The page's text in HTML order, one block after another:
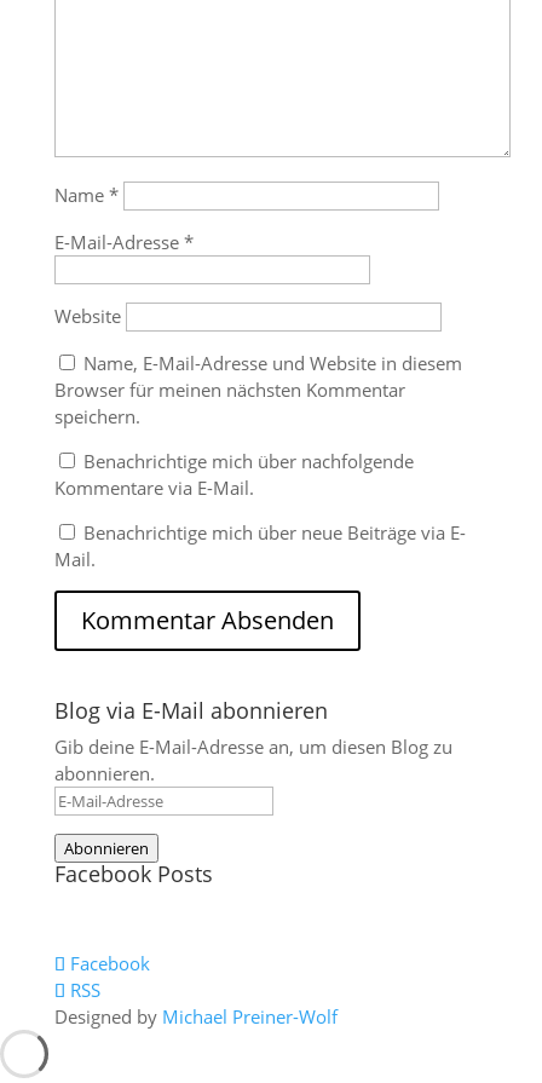
Name *
E-Mail-Adresse *
Website
Name, E-Mail-Adresse und Website in diesem
Browser für meinen nächsten Kommentar
speichern.
Benachrichtige mich über nachfolgende
Kommentare via E-Mail.
Benachrichtige mich über neue Beiträge via E-
Mail.
Blog via E-Mail abonnieren
Gib deine E-Mail-Adresse an, um diesen Blog zu
abonnieren.
E-
Adresse
Abonnieren
Facebook Posts
Facebook
RSS
Designed by Michael Preiner-Wolf